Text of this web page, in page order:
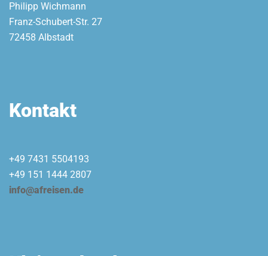
Philipp Wichmann
Franz-Schubert-Str. 27
72458 Albstadt
Kontakt
+49 7431 5504193
+49 151 1444 2807
info@afreisen.de